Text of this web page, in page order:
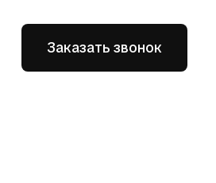
Заказать звонок